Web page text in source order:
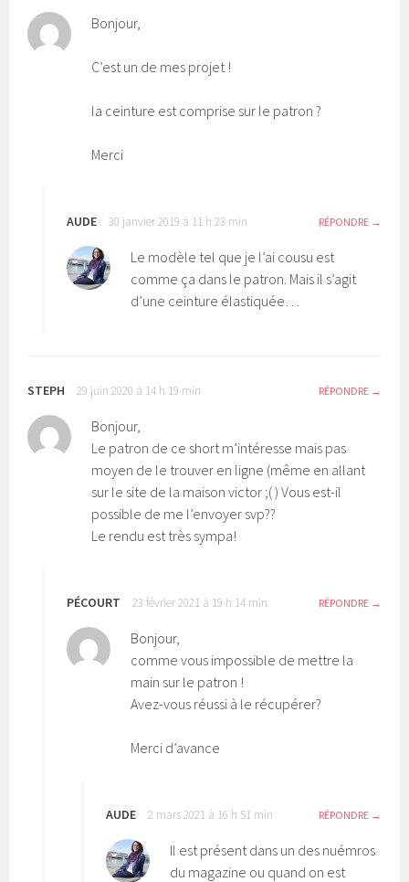
Bonjour,
C’est un de mes projet !
la ceinture est comprise sur le patron ?
Merci
AUDE 30 janvier 2019 à 11 h 23 min RÉPONDRE
Le modèle tel que je l’ai cousu est
comme ça dans le patron. Mais il s’agit
d’une ceinture élastiquée…
STEPH 29 juin 2020 à 14 h 19 min RÉPONDRE
Bonjour,
Le patron de ce short m’intéresse mais pas
moyen de le trouver en ligne (même en allant
sur le site de la maison victor ;( ) Vous est-il
possible de me l’envoyer svp??
Le rendu est très sympa!
PÉCOURT 23 février 2021 à 19 h 14 min RÉPONDRE
Bonjour,
comme vous impossible de mettre la
main sur le patron !
Avez-vous réussi à le récupérer?
Merci d’avance
AUDE 2 mars 2021 à 16 h 51 min RÉPONDRE
Il est présent dans un des nuémros
du magazine ou quand on est